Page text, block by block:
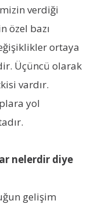
verdiği
özel bazı
ortaya
Üçüncü olarak
vardır.
yol
nelerdir diye
gelişim